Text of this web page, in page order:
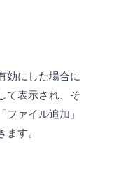
効にした場合に
て表示され、そ
ァイル追加」
す。